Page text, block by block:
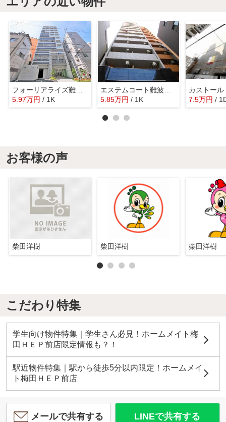
フォーリアライズ難波南レーヴ
5.97万円 / 1K
5.85万円 / 1K
カストール
7.5万円 /
お客様の声
柴田洋樹 柴田洋樹 柴田洋樹
こだわり特集
学生向け物件特集｜学生さん必見！ホームメイト梅
田ＨＥＰ前店限定情報も？！
駅近物件特集｜駅から徒歩5分以内限定！ホームメイ
ト梅田ＨＥＰ前店
メールで共有する LINEで共有する